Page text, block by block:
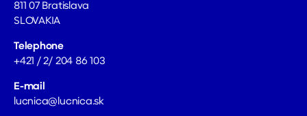
811 07 Bratislava
SLOVAKIA
Telephone
+421 / 2/ 204 86 103
E-mail
lucnica@lucnica.sk